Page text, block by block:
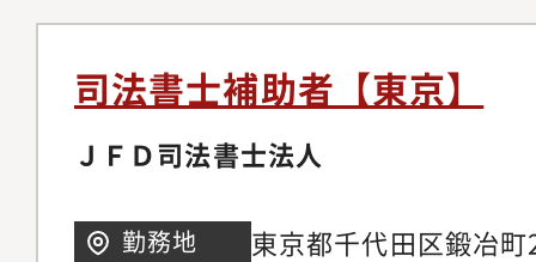
上げ時の法的検討、
成】 法務部メンバーは現在11名（うち女性2
名）。 年齢層は20代?50代まで幅広いです。
8割の社員が中途入社
な評価制度： 年齢や
司法書士補助者【東京】
ＪＦＤ司法書士法人
勤務地
東京都千代田区鍛冶